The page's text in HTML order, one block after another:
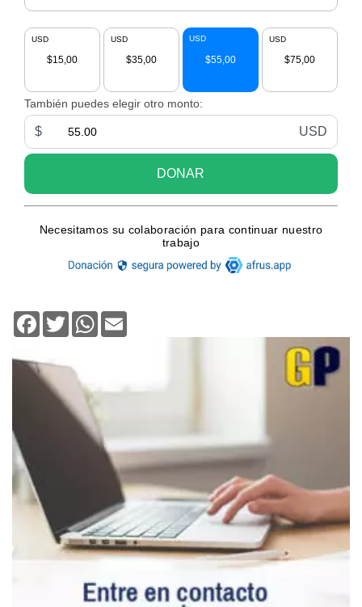
Facebook
TwitterWhatsApp